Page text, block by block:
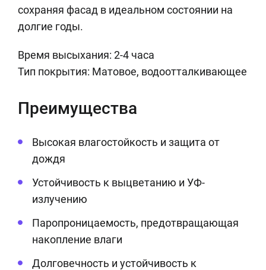
сохраняя фасад в идеальном состоянии на
долгие годы.
Время высыхания: 2-4 часа
Тип покрытия: Матовое, водоотталкивающее
Преимущества
Высокая влагостойкость и защита от
дождя
Устойчивость к выцветанию и УФ-
излучению
Паропроницаемость, предотвращающая
накопление влаги
Долговечность и устойчивость к